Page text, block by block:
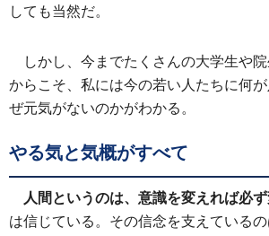
しても当然だ。
しかし、今までたくさんの大学生や
からこそ、私には今の若い人たちに何
ぜ元気がないのかがわかる。
やる気と気概がすべて
人間というのは、意識を変えれば必
は信じている。その信念を支えている